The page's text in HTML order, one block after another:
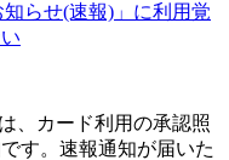
らせ(速報)」に利用覚
、カード利用の承認照
す。速報通知が届いた